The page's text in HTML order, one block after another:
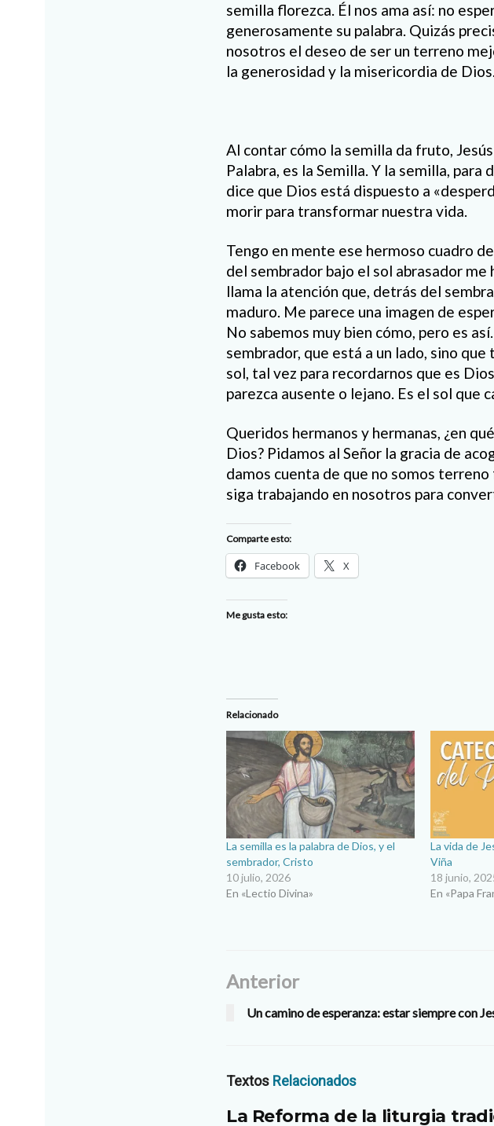
semilla florezca. Él nos ama así: no
generosamente su palabra. Quizás
nosotros el deseo de ser un terreno
la generosidad y la misericordia de
Al contar cómo la semilla da fruto,
Palabra, es la Semilla. Y la semilla,
dice que Dios está dispuesto a
morir para transformar nuestra vida.
Tengo en mente ese hermoso cuadro
del sembrador bajo el sol abrasador
llama la atención que, detrás del
maduro. Me parece una imagen de
No sabemos muy bien cómo, pero es
sembrador, que está a un lado, sino
sol, tal vez para recordarnos que es
parezca ausente o lejano. Es el sol que
Queridos hermanos y hermanas, ¿en
Dios? Pidamos al Señor la gracia de
damos cuenta de que no somos
siga trabajando en nosotros para
Comparte esto:
Facebook X
Me gusta esto:
Relacionado
La semilla es la palabra de Dios, y el
sembrador, Cristo
10 julio, 2026
En «Lectio Divina»
La vida de
Viña
18 junio,
En «Papa
Anterior
Un camino de esperanza: estar siempre con
Textos Relacionados
La Reforma de la liturgia